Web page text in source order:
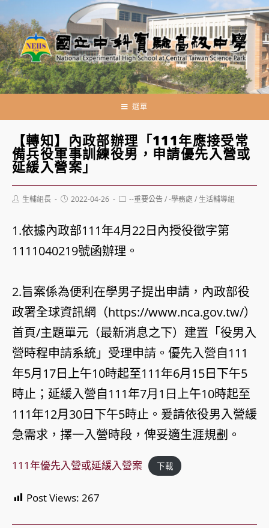
轉
至
主
要
內
選單
【轉知】內政部辦理「111年應接受常
備兵役軍事訓練役男，申請優先入營或
延緩入營案」
Post生輔組長
Post2022-04-26
Post--重要公告/-學務處 / 生活輔導組
1.依據內政部111年4月22日內授役徵字第
1111040219號函辦理。
2.旨案係為便利在學男子提出申請，內政部役
政署全球資訊網（https://www.nca.gov.tw/）
首頁/主題單元（最新消息之下）建置「役男入
營時程申請系統」受理申請。優先入營自111
年5月17日上午10時起至111年6月15日下午5
時止；延緩入營自111年7月1日上午10時起至
111年12月30日下午5時止。爰請依役男入營緩
急需求，擇一入營時段，俾妥適生涯規劃。
111年優先入營或延緩入營案 下載
Post Views: 267